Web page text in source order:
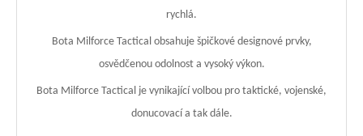
rychlá.
Bota Milforce Tactical obsahuje špičkové designové prvky,
osvědčenou odolnost a vysoký výkon.
Bota Milforce Tactical je vynikající volbou pro taktické, vojenské,
donucovací a tak dále.